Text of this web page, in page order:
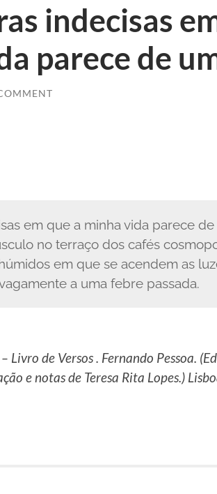
indecisas
parece de
em que a minha vida parece
no terraço dos cafés
em que se acendem as
a uma febre passada.
Livro de Versos . Fernando Pessoa.
e notas de Teresa Rita Lopes.)